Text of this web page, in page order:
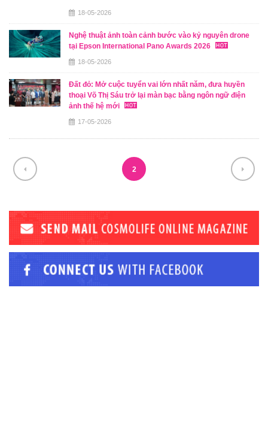
18-05-2026
Nghệ thuật ảnh toàn cảnh bước vào kỷ nguyên drone
tại Epson International Pano Awards 2026
18-05-2026
Đất đỏ: Mở cuộc tuyển vai lớn nhất năm, đưa huyền
thoại Võ Thị Sáu trở lại màn bạc bằng ngôn ngữ điện
ảnh thế hệ mới
17-05-2026
2